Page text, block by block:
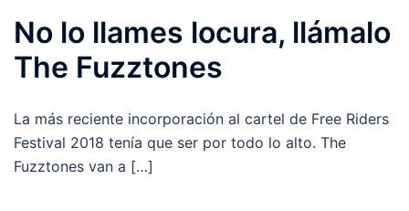
No lo llames locura, llámalo
The Fuzztones
La más reciente incorporación al cartel de Free Riders
Festival 2018 tenía que ser por todo lo alto. The
Fuzztones van a […]